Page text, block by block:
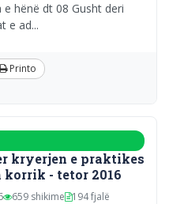
hënë dt 08 Gusht deri
e ad...
Printo
kryerjen e praktikes
- tetor 2016
659 shikime 194 fjalë